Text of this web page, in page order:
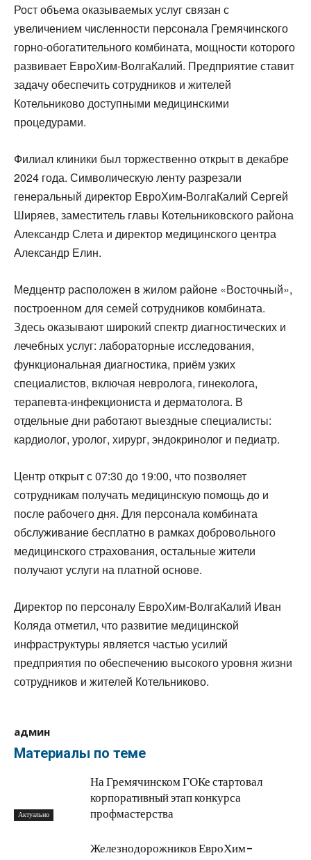
Рост объема оказываемых услуг связан с
увеличением численности персонала Гремячинского
горно-обогатительного комбината, мощности которого
развивает ЕвроХим-ВолгаКалий. Предприятие ставит
задачу обеспечить сотрудников и жителей
Котельниково доступными медицинскими
процедурами.
Филиал клиники был торжественно открыт в декабре
2024 года. Символическую ленту разрезали
генеральный директор ЕвроХим-ВолгаКалий Сергей
Ширяев, заместитель главы Котельниковского района
Александр Слета и директор медицинского центра
Александр Елин.
Медцентр расположен в жилом районе «Восточный»,
построенном для семей сотрудников комбината.
Здесь оказывают широкий спектр диагностических и
лечебных услуг: лабораторные исследования,
функциональная диагностика, приём узких
специалистов, включая невролога, гинеколога,
терапевта-инфекциониста и дерматолога. В
отдельные дни работают выездные специалисты:
кардиолог, уролог, хирург, эндокринолог и педиатр.
Центр открыт с 07:30 до 19:00, что позволяет
сотрудникам получать медицинскую помощь до и
после рабочего дня. Для персонала комбината
обслуживание бесплатно в рамках добровольного
медицинского страхования, остальные жители
получают услуги на платной основе.
Директор по персоналу ЕвроХим-ВолгаКалий Иван
Коляда отметил, что развитие медицинской
инфраструктуры является частью усилий
предприятия по обеспечению высокого уровня жизни
сотрудников и жителей Котельниково.
админ
Материалы по теме
Актуально
На Гремячинском ГОКе стартовал
корпоративный этап конкурса
профмастерства
Железнодорожников ЕвроХим-